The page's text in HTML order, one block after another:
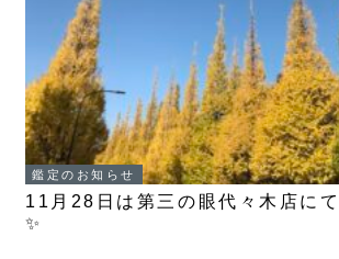
鑑定のお知らせ
11月28日は第三の眼代々木店に
✨